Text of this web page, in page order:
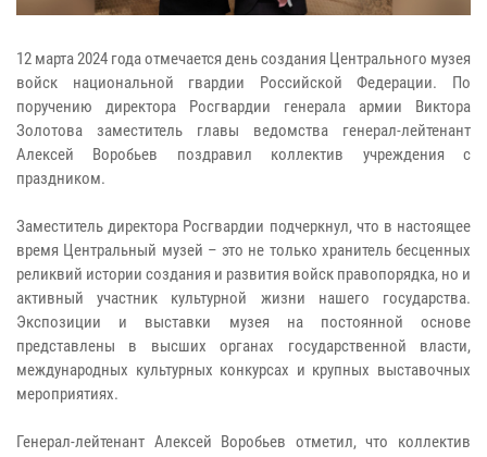
12 марта 2024 года отмечается день создания Центрального музея
войск национальной гвардии Российской Федерации. По
поручению директора Росгвардии генерала армии Виктора
Золотова заместитель главы ведомства генерал-лейтенант
Алексей Воробьев поздравил коллектив учреждения с
праздником.
Заместитель директора Росгвардии подчеркнул, что в настоящее
время Центральный музей – это не только хранитель бесценных
реликвий истории создания и развития войск правопорядка, но и
активный участник культурной жизни нашего государства.
Экспозиции и выставки музея на постоянной основе
представлены в высших органах государственной власти,
международных культурных конкурсах и крупных выставочных
мероприятиях.
Генерал-лейтенант Алексей Воробьев отметил, что коллектив